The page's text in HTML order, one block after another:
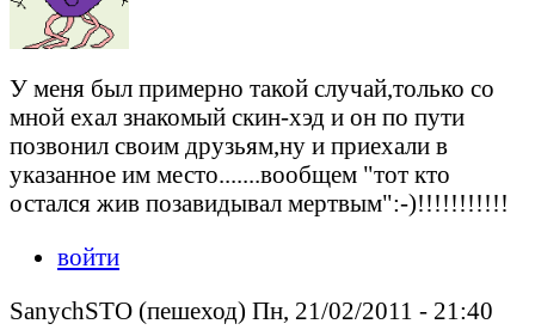
У меня был примерно такой случай,только со
мной ехал знакомый скин-хэд и он по пути
позвонил своим друзьям,ну и приехали в
указанное им место.......вообщем "тот кто
остался жив позавидывал мертвым":-)!!!!!!!!!!!
войти
SanychSTO (пешеход) Пн, 21/02/2011 - 21:40